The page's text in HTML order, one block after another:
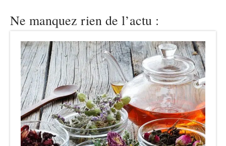
Ne manquez rien de l’actu :